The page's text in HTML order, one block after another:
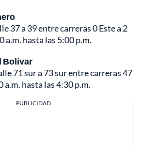
37 a 39 entre carreras 0 Este a 2
a.m. hasta las 5:00 p.m.
Bolívar
71 sur a 73 sur entre carreras 47
a.m. hasta las 4:30 p.m.
PUBLICIDAD